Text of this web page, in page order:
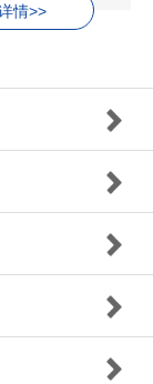
情>>